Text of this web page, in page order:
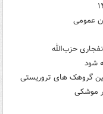
شود
موشکی